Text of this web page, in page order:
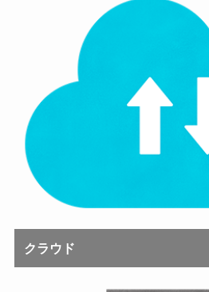
クラウド